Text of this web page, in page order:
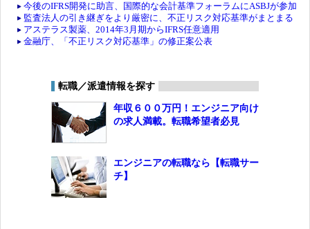
今後のIFRS開発に助言、国際的な会計基準フォーラムにASBJが参加
監査法人の引き継ぎをより厳密に、不正リスク対応基準がまとまる
アステラス製薬、2014年3月期からIFRS任意適用
金融庁、「不正リスク対応基準」の修正案公表
転職／派遣情報を探す
年収６００万円！エンジニア向け
の求人満載。転職希望者必見
エンジニアの転職なら【転職サー
チ】